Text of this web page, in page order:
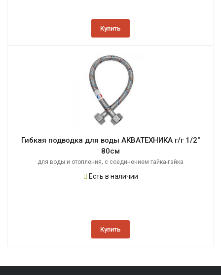
Купить
Гибкая подводка для воды АКВАТЕХНИКА г/г 1/2"
80см
для воды и отопления, с соединением гайка-гайка
Есть в наличии
Купить